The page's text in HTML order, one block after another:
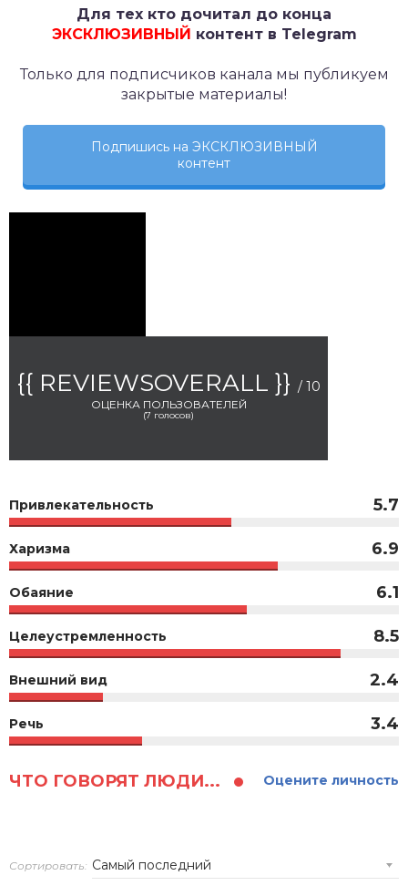
Для тех кто дочитал до конца
ЭКСКЛЮЗИВНЫЙ контент в Telegram
Только для подписчиков канала мы публикуем
закрытые материалы!
Подпишись на ЭКСКЛЮЗИВНЫЙ
контент
{{ REVIEWSOVERALL }} / 10
ОЦЕНКА ПОЛЬЗОВАТЕЛЕЙ
(7 голосов)
Привлекательность 5.7
Харизма 6.9
Обаяние 6.1
Целеустремленность 8.5
Внешний вид 2.4
Речь 3.4
ЧТО ГОВОРЯТ ЛЮДИ... Оцените личность
Сортировать: